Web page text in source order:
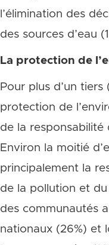
l’élimination des
des sources d’eau
La protection de
Pour plus d’un
protection de
de la responsabilité
Environ la moitié
principalement la
de la pollution et
des communautés
nationaux (26%) et